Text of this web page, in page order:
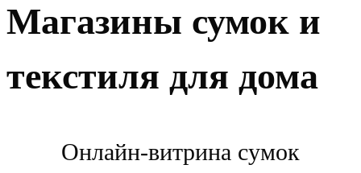
Магазины сумок и
текстиля для дома
Онлайн-витрина сумок